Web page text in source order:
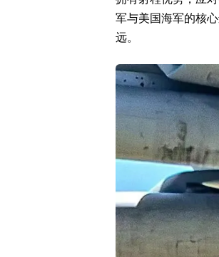
军与美国海军的核
远。